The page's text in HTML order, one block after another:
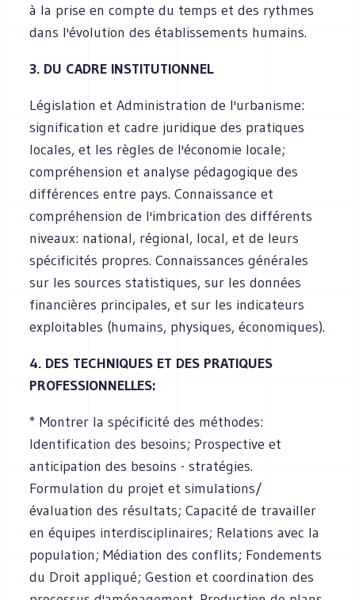
à la prise en compte du temps et des rythmes
dans l'évolution des établissements humains.
3. DU CADRE INSTITUTIONNEL
Législation et Administration de l'urbanisme:
signification et cadre juridique des pratiques
locales, et les règles de l'économie locale;
compréhension et analyse pédagogique des
différences entre pays. Connaissance et
compréhension de l'imbrication des différents
niveaux: national, régional, local, et de leurs
spécificités propres. Connaissances générales
sur les sources statistiques, sur les données
financières principales, et sur les indicateurs
exploitables (humains, physiques, économiques).
4. DES TECHNIQUES ET DES PRATIQUES
PROFESSIONNELLES:
* Montrer la spécificité des méthodes:
Identification des besoins; Prospective et
anticipation des besoins - stratégies.
Formulation du projet et simulations/
évaluation des résultats; Capacité de travailler
en équipes interdisciplinaires; Relations avec la
population; Médiation des conflits; Fondements
du Droit appliqué; Gestion et coordination des